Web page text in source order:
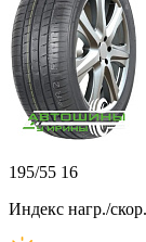
195/55 16
Индекс нагр./